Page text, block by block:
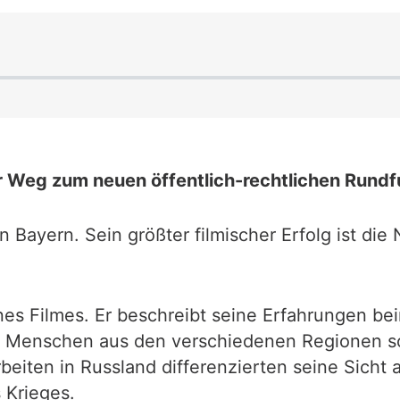
Weg zum neuen öffentlich-rechtlichen
Bayern. Sein größter filmischer Erfolg ist
Filmes. Er beschreibt seine Erfahrungen
aus den verschiedenen Regionen
in Russland differenzierten seine Sicht